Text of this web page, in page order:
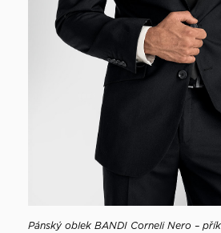
Pánský oblek BANDI Corneli Nero –